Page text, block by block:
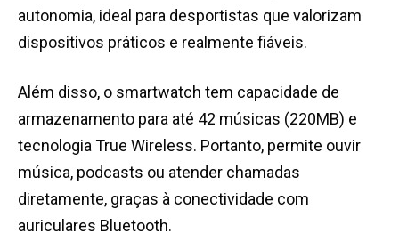
autonomia, ideal para desportistas que valorizam
dispositivos práticos e realmente fiáveis.
Além disso, o smartwatch tem capacidade de
armazenamento para até 42 músicas (220MB) e
tecnologia True Wireless. Portanto, permite ouvir
música, podcasts ou atender chamadas
diretamente, graças à conectividade com
auriculares Bluetooth.